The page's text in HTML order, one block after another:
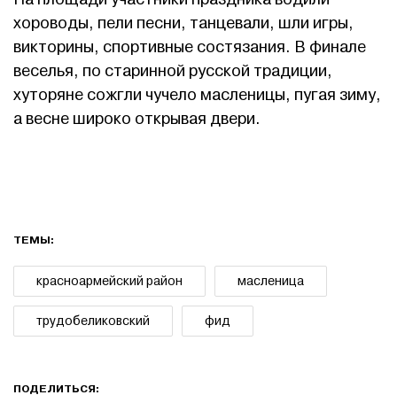
хороводы, пели песни, танцевали, шли игры,
викторины, спортивные состязания. В финале
веселья, по старинной русской традиции,
хуторяне сожгли чучело масленицы, пугая зиму,
а весне широко открывая двери.
ТЕМЫ:
красноармейский район масленица
трудобеликовский фид
ПОДЕЛИТЬСЯ: